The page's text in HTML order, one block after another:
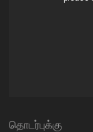
தொடர்புக்கு